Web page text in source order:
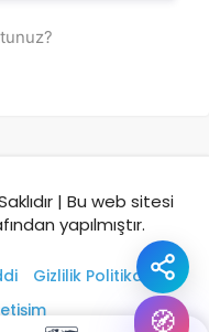
| Bu web sitesi
yapılmıştır.
Gizlilik Politikası
🧭